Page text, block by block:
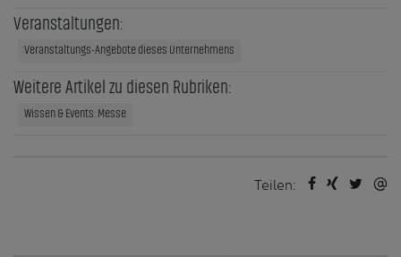
Veranstaltungen:
Veranstaltungs-Angebote dieses Unternehmens
Weitere Artikel zu diesen Rubriken:
Wissen & Events: Messe
Teilen: